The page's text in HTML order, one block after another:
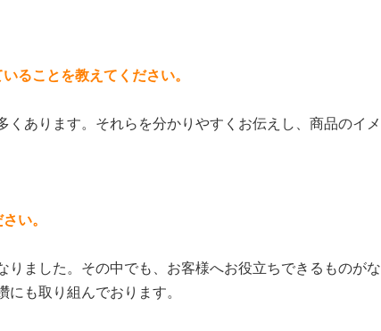
ることを教えてください。
あります。それらを分かりやすくお伝えし、商品のイメ
い。
ました。その中でも、お客様へお役立ちできるものがな
も取り組んでおります。